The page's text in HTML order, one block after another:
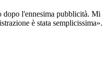
l'ennesima pubblicità. Mi
è stata semplicissima».